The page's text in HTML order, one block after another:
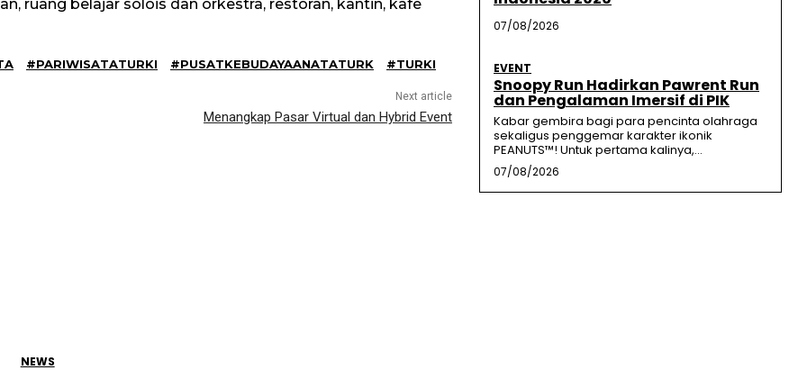
ruang belajar solois dan orkestra, restoran, kantin, kafe
#PARIWISATATURKI #PUSATKEBUDAYAANATATURK #TURKI
Next article
Menangkap Pasar Virtual dan Hybrid Event
07/08/2026
EVENT
Snoopy Run Hadirkan Pawrent Run
dan Pengalaman Imersif di PIK
Kabar gembira bagi para pencinta olahraga
sekaligus penggemar karakter ikonik
PEANUTS™! Untuk pertama kalinya,...
07/08/2026
NEWS